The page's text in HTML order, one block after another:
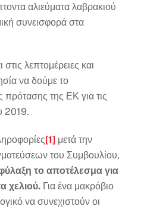
αλιεύματα λαβρακιού
συνεισφορά στα
λεπτομέρειες και
να δούμε το
πρότασης της ΕΚ για τις
2019.
[1] μετά την
του Συμβουλίου,
το αποτέλεσμα για
χελιού. Για ένα μακρόβιο
να συνεχιστούν οι